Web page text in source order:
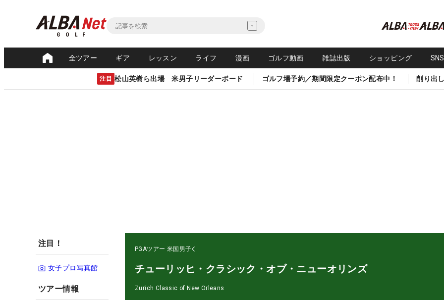
全ツアー ギア レッスン ライフ 漫画 ゴルフ動画 雑誌出版 ショッピング
注目 松山英樹ら出場 米男子リーダーボード ゴルフ場予約／期間限定クーポン配布中！ 削り出
注目！
女子プロ写真館
ツアー情報
PGAツアー 米国男子
チューリッヒ・クラシック・オブ・ニューオリンズ
Zurich Classic of New Orleans